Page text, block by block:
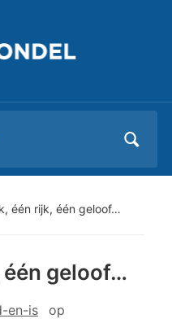
één rijk, één geloof…
één geloof…
en-is op